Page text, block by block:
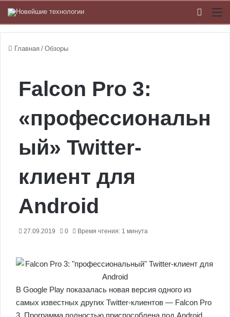
Главная / Обзоры
Falcon Pro 3:
«профессиональн
ый» Twitter-
клиент для
Android
27.09.2019 0 Время чтения: 1 минута
В Google Play показалась новая версия одного из
самых известных других Twitter-клиентов — Falcon Pro
3. Программа полностью приспособлена под Android